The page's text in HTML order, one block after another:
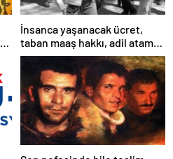
İnsanca yaşanacak ücret,
taban maaş hakkı, adil atama
sistemi, laik, bilimsel,
demokratik, parasız bir eğitim
sistemi sağlanana dek
mücadelemizi sürdüreceğiz.